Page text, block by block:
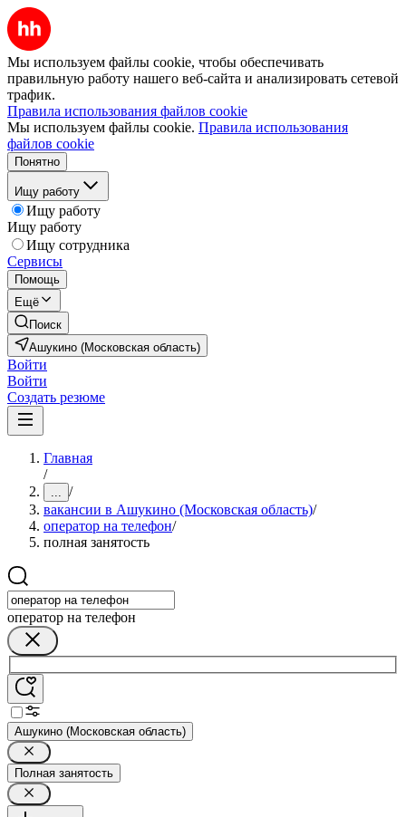
Мы используем файлы cookie, чтобы обеспечивать
правильную работу нашего веб-сайта и анализировать сетевой
трафик.
Правила использования файлов cookie
Мы используем файлы cookie. Правила использования
файлов cookie
Понятно
Ищу работу
Ищу работу
Ищу работу
Ищу сотрудника
Сервисы
Помощь
Ещё
Поиск
Ашукино (Московская область)
Войти
Войти
Создать резюме
Главная
/
... /
вакансии в Ашукино (Московская область)/
опeрaтoр нa тeлeфoн/
полная занятость
опeрaтoр нa тeлeфoн
Ашукино (Московская область)
Полная занятость